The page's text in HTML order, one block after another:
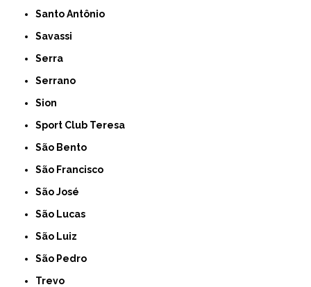
Santo Antônio
Savassi
Serra
Serrano
Sion
Sport Club Teresa
São Bento
São Francisco
São José
São Lucas
São Luiz
São Pedro
Trevo